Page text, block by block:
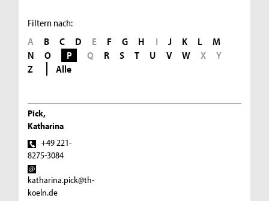
Filtern nach:
A B C D E F G H I J K L
M
N
O P Q R S T U V W X
Y
Z
Alle
Pick,
Katharina
+49 221-
8275-3084
katharina.pick@th-
koeln.de